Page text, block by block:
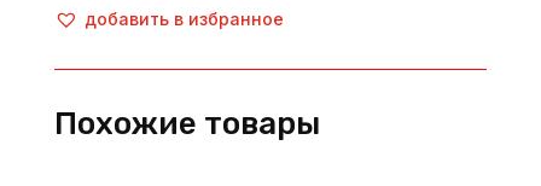
с
краем
d=270
добавить в избранное
Похожие товары